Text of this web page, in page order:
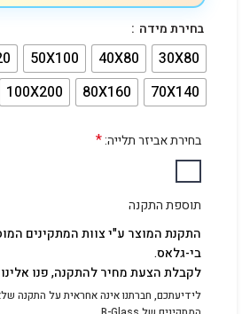
בחירת מידה
30X80
40X80
50X100
70X140
80X160
100X200
בחירת אביזר תלייה:*
תוספת התקנה
התקנת המוצר ע"י צוות המתקינים
בי-גלאס.
לקבלת הצעת מחיר להתקנה, פנו
לידיעתכם, חברתנו אינה אחראית על התקנה